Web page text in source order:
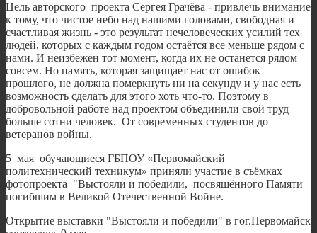
Цель авторского проекта Сергея Грачёва - привлечь внимание
к тому, что чистое небо над нашими головами, свободная и
счастливая жизнь - это результат нечеловеческих усилий тех
людей, которых с каждым годом остаётся все меньше рядом с
нами. И неизбежен тот момент, когда их не останется рядом
совсем. Но память, которая защищает нас от ошибок
прошлого, не должна померкнуть ни на секунду и у нас есть
возможность сделать для этого хоть что-то. Поэтому в
добровольной работе над проектом объединили свой труд
больше сотни человек. От современных студентов до
ветеранов войны.
5 мая обучающиеся ГБПОУ «Первомайский
политехнический техникум» приняли участие в съёмках
фотопроекта "Выстояли и победили, посвящённого Памяти
погибшим в Великой Отечественной Войне.
Открытие выставки "Выстояли и победили" в гог.Первомайск